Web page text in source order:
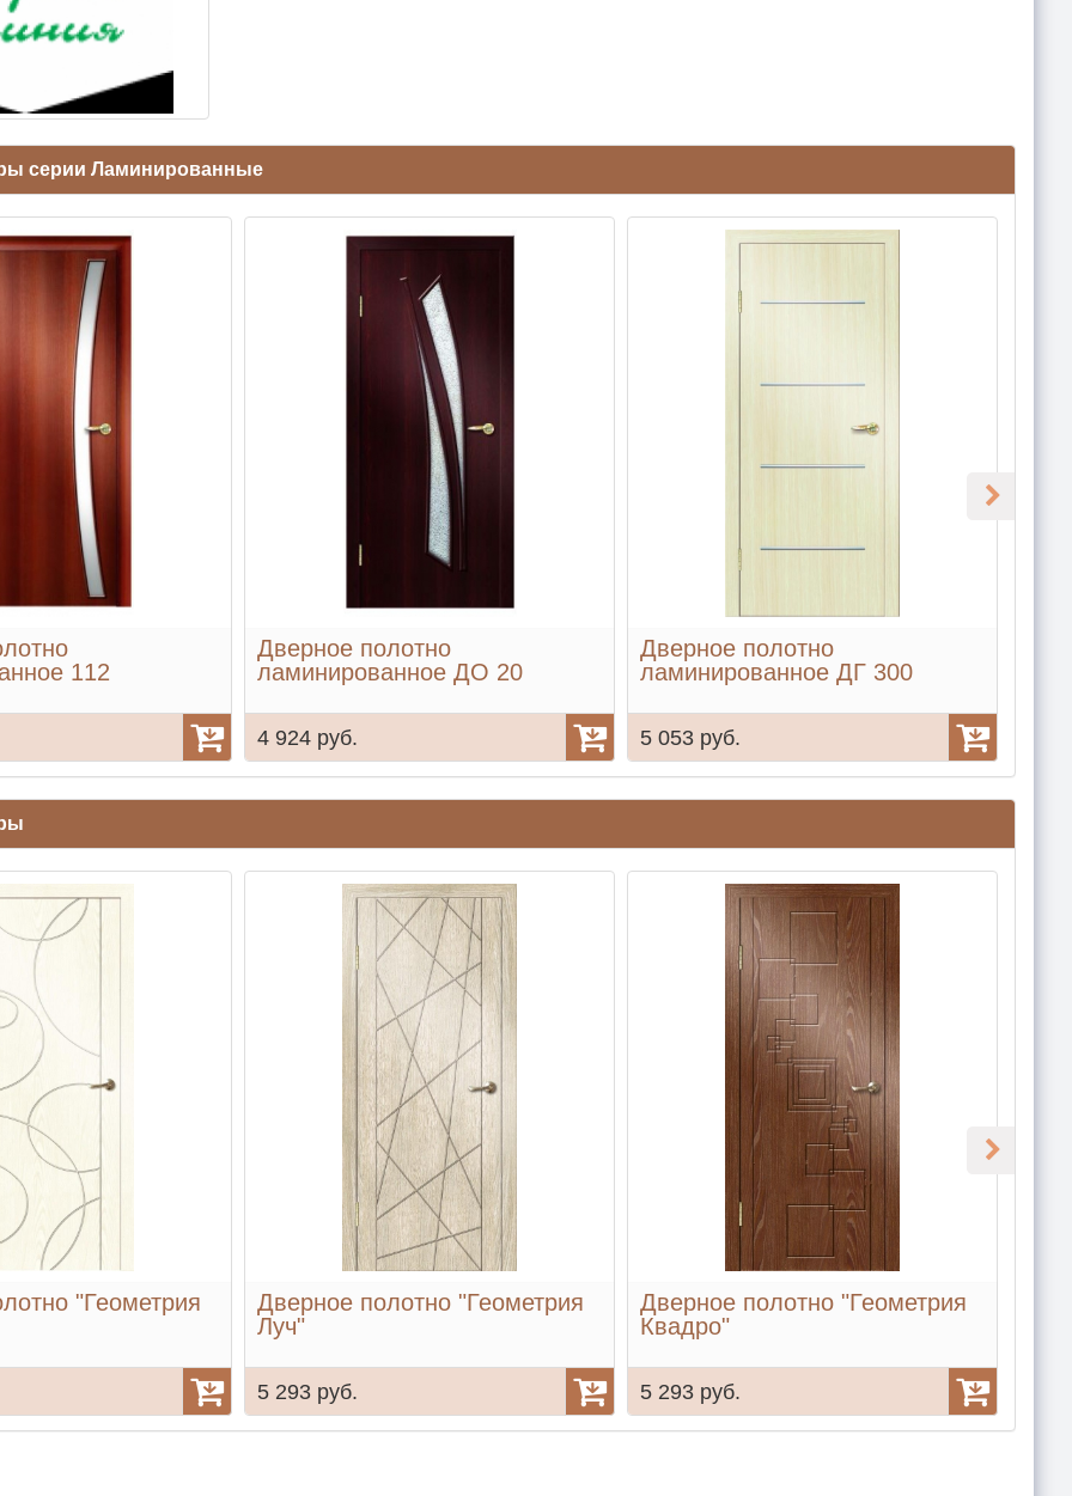
серии Ламинированные
112
Дверное полотно
ламинированное ДО 20
4 924 руб.
Дверное полотно
ламинированное ДГ 300
5 053 руб.
"Геометрия
Дверное полотно "Геометрия
Луч"
5 293 руб.
Дверное полотно "Геометрия
Квадро"
5 293 руб.